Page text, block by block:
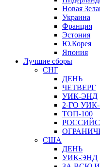
Новая
Украина
Франция
Эстония
Ю.Корея
Япония
Лучшие сборы
СНГ
ДЕНЬ
ЧЕТВЕРГ
УИК-ЭНД
2-ГО
ТОП-100
США
ДЕНЬ
УИК-ЭНД